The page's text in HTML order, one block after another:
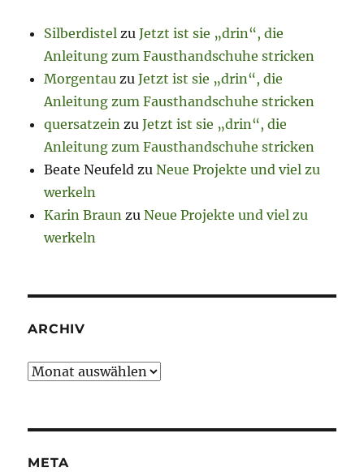
Silberdistel zuJetzt ist sie „drin“, die
Anleitung zum Fausthandschuhe stricken
Morgentau zuJetzt ist sie „drin“, die
Anleitung zum Fausthandschuhe stricken
quersatzein zuJetzt ist sie „drin“, die
Anleitung zum Fausthandschuhe stricken
Beate Neufeld zuNeue Projekte und viel zu
werkeln
Karin Braun zuNeue Projekte und viel zu
werkeln
ARCHIV
Archiv
META